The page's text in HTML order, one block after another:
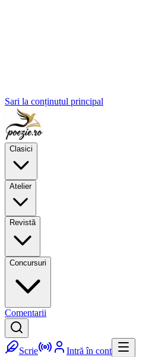
Sari la conținutul principal
Clasici
Atelier
Revistă
Concursuri
Comentarii
Scrie Intră în cont